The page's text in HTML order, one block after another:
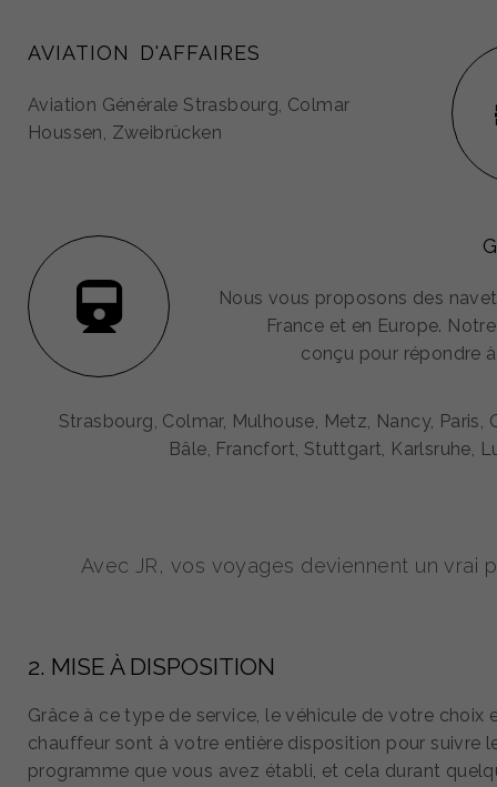
AVIATION D'AFFAIRES
Aviation Générale Strasbourg, Colmar
Houssen, Zweibrücken
Nous vous proposons des
France et en Europe.
conçu pour répondre
Strasbourg, Colmar, Mulhouse, Metz, Nancy, Paris,
Bâle, Francfort, Stuttgart, Karlsruhe,
Avec JR, vos voyages deviennent un vrai
2. MISE À DISPOSITION
Grâce à ce type de service, le véhicule de votre choix
chauffeur sont à votre entière disposition pour suivre
programme que vous avez établi, et cela durant